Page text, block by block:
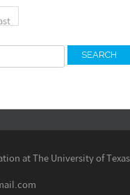
SEARCH
at The University of Texas